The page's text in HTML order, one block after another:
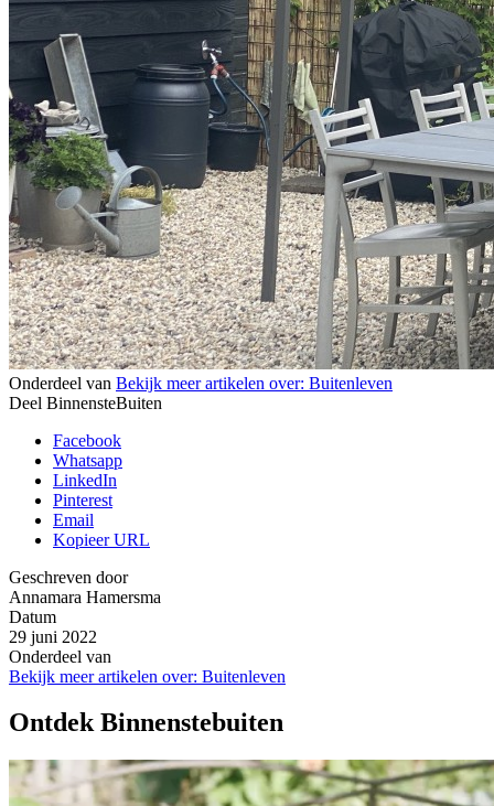
Onderdeel van Bekijk meer artikelen over: Buitenleven
Deel BinnensteBuiten
Facebook
Whatsapp
LinkedIn
Pinterest
Email
Kopieer URL
Geschreven door
Annamara Hamersma
Datum
29 juni 2022
Onderdeel van
Bekijk meer artikelen over: Buitenleven
Ontdek Binnenstebuiten